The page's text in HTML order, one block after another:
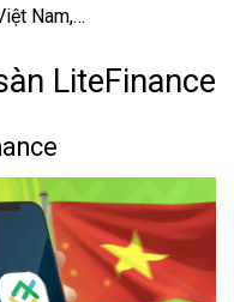
Nam,…
LiteFinance